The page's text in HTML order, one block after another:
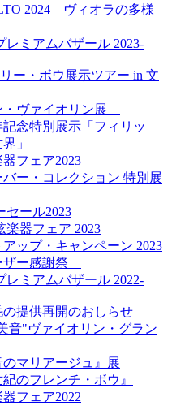
2024 ヴィオラの多様
レミアムバザール 2023-
ー・ボウ展示ツアー in 文
・ヴァイオリン展
念特別展示「フィリッ
」
フェア2023
ー・コレクション 特別展
セール2023
楽器フェア 2023
ップ・キャンペーン 2023
ザー感謝祭
レミアムバザール 2022-
提供再開のおしらせ
音"ヴァイオリン・グラン
マリアージュ』展
のフレンチ・ボウ』
フェア2022